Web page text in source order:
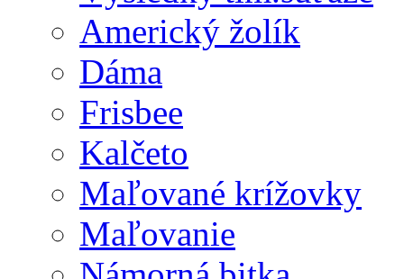
Americký žolík
Dáma
Frisbee
Kalčeto
Maľované krížovky
Maľovanie